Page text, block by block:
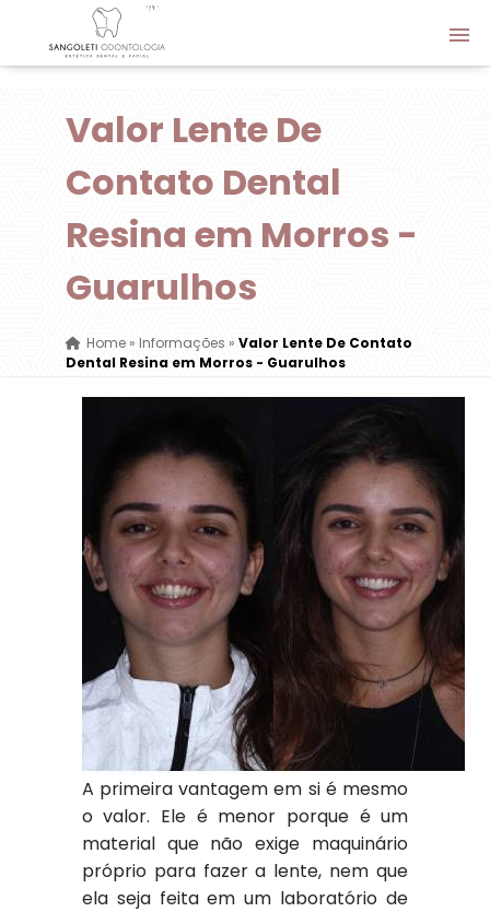
Valor Lente De
Contato Dental
Resina em Morros -
Guarulhos
Home» Informações » Valor Lente De Contato
Dental Resina em Morros - Guarulhos
A primeira vantagem em si é mesmo
o valor. Ele é menor porque é um
material que não exige maquinário
próprio para fazer a lente, nem que
ela seja feita em um laboratório de